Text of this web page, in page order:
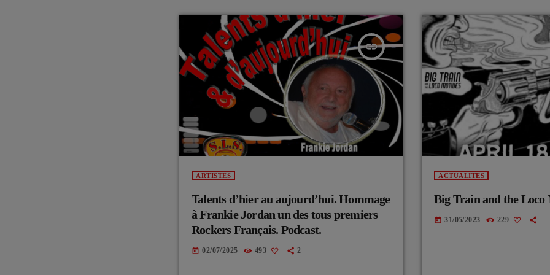
insert_link
ARTISTES
Talents d’hier au aujourd’hui. Hommage
à Frankie Jordan un des tous premiers
Rockers Français. Podcast.
today 02/07/2025 493 2
ACTUALITÉS
Big Train and the Loco
today 31/05/2023 229